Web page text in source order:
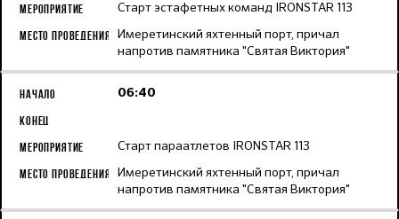
Старт эстафетных команд IRONSTAR 113
Имеретинский яхтенный порт, причал
напротив памятника "Святая Виктория"
06:40
Старт параатлетов IRONSTAR 113
Имеретинский яхтенный порт, причал
напротив памятника "Святая Виктория"